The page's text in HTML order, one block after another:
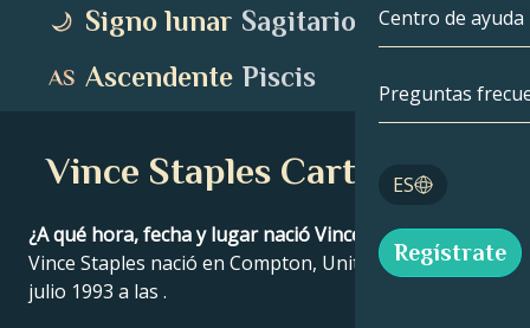
Leo
Virgo
Sagitario
Tarot
Números de
Centro de ayuda
Preguntas
ES
English
Regístrate
Signo lunar Sagitario
Ascendente Piscis
Vince Staples Carta Astral
¿A qué hora, fecha y lugar nació Vince Staples?
Vince Staples nació en Compton, United States el 02
julio 1993 a las .